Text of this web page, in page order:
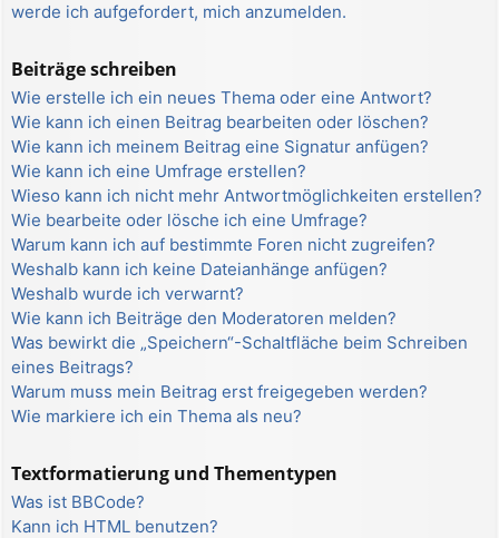
werde ich aufgefordert, mich anzumelden.
Beiträge schreiben
Wie erstelle ich ein neues Thema oder eine Antwort?
Wie kann ich einen Beitrag bearbeiten oder löschen?
Wie kann ich meinem Beitrag eine Signatur anfügen?
Wie kann ich eine Umfrage erstellen?
Wieso kann ich nicht mehr Antwortmöglichkeiten erstellen?
Wie bearbeite oder lösche ich eine Umfrage?
Warum kann ich auf bestimmte Foren nicht zugreifen?
Weshalb kann ich keine Dateianhänge anfügen?
Weshalb wurde ich verwarnt?
Wie kann ich Beiträge den Moderatoren melden?
Was bewirkt die „Speichern“-Schaltfläche beim Schreiben
eines Beitrags?
Warum muss mein Beitrag erst freigegeben werden?
Wie markiere ich ein Thema als neu?
Textformatierung und Thementypen
Was ist BBCode?
Kann ich HTML benutzen?